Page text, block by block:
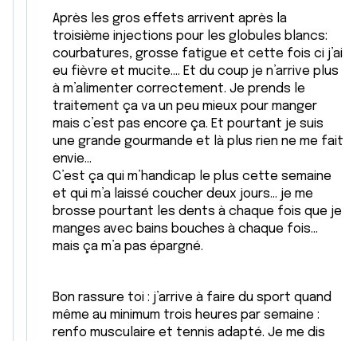
Après les gros effets arrivent après la
troisième injections pour les globules blancs:
courbatures, grosse fatigue et cette fois ci j’ai
eu fièvre et mucite…. Et du coup je n’arrive plus
à m’alimenter correctement. Je prends le
traitement ça va un peu mieux pour manger
mais c’est pas encore ça. Et pourtant je suis
une grande gourmande et là plus rien ne me fait
envie…
C’est ça qui m’handicap le plus cette semaine
et qui m’a laissé coucher deux jours… je me
brosse pourtant les dents à chaque fois que je
manges avec bains bouches à chaque fois…
mais ça m’a pas épargné.
Bon rassure toi : j’arrive à faire du sport quand
même au minimum trois heures par semaine :
renfo musculaire et tennis adapté. Je me dis